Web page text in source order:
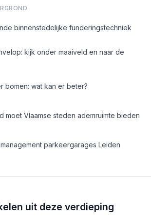
binnenstedelijke funderingstechniek
kijk onder maaiveld en naar de
bomen: wat kan er beter?
moet Vlaamse steden ademruimte bieden
parkeergarages Leiden
uit deze verdieping